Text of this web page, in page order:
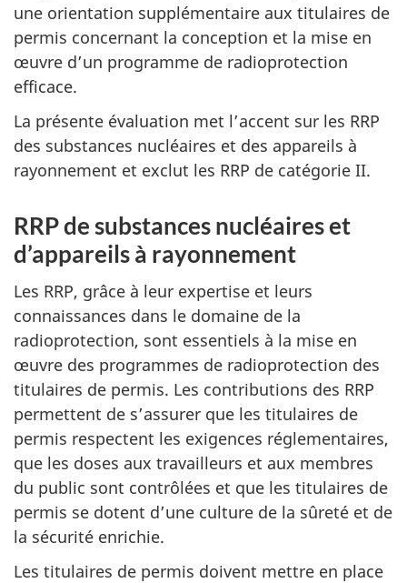
une orientation supplémentaire aux titulaires de
permis concernant la conception et la mise en
œuvre d’un programme de radioprotection
efficace.
La présente évaluation met l’accent sur les RRP
des substances nucléaires et des appareils à
rayonnement et exclut les RRP de catégorie II.
RRP de substances nucléaires et
d’appareils à rayonnement
Les RRP, grâce à leur expertise et leurs
connaissances dans le domaine de la
radioprotection, sont essentiels à la mise en
œuvre des programmes de radioprotection des
titulaires de permis. Les contributions des RRP
permettent de s’assurer que les titulaires de
permis respectent les exigences réglementaires,
que les doses aux travailleurs et aux membres
du public sont contrôlées et que les titulaires de
permis se dotent d’une culture de la sûreté et de
la sécurité enrichie.
Les titulaires de permis doivent mettre en place